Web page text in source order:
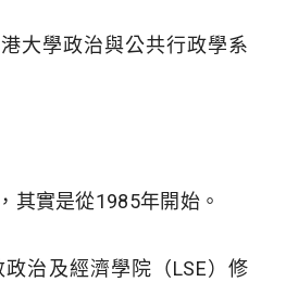
大學政治與公共行政學系
其實是從1985年開始。
治及經濟學院（LSE）修